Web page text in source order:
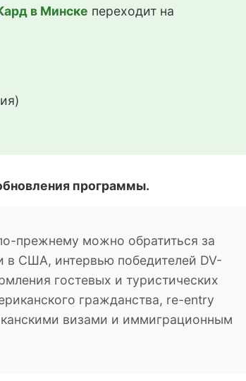
в Минске переходит на
программы.
прежнему можно обратиться за
в США, интервью победителей DV-
гостевых и туристических
гражданства, re-entry
визами и иммиграционным